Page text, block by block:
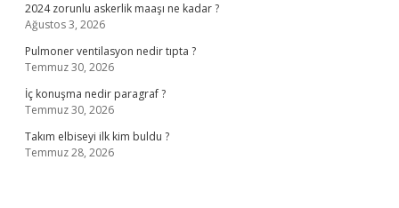
2024 zorunlu askerlik maaşı ne kadar ?
Ağustos 3, 2026
Pulmoner ventilasyon nedir tıpta ?
Temmuz 30, 2026
İç konuşma nedir paragraf ?
Temmuz 30, 2026
Takım elbiseyi ilk kim buldu ?
Temmuz 28, 2026